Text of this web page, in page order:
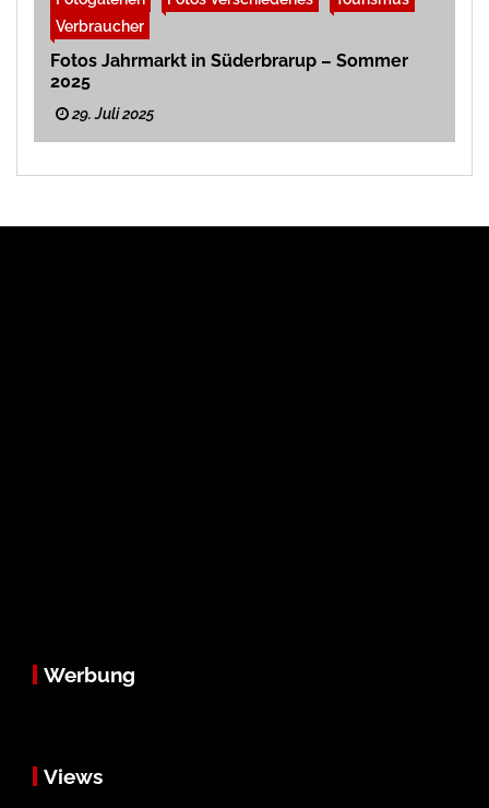
Verbraucher
Fotos Jahrmarkt in Süderbrarup – Sommer
2025
29. Juli 2025
Werbung
Views